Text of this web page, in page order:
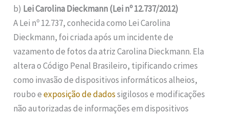
b) Lei Carolina Dieckmann (Lei nº 12.737/2012)
A Lei nº 12.737, conhecida como Lei Carolina
Dieckmann, foi criada após um incidente de
vazamento de fotos da atriz Carolina Dieckmann. Ela
altera o Código Penal Brasileiro, tipificando crimes
como invasão de dispositivos informáticos alheios,
roubo eexposição de dadossigilosos e modificações
não autorizadas de informações em dispositivos